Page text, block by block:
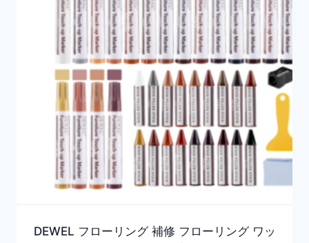
DEWEL フローリング 補修 フローリング ワッ